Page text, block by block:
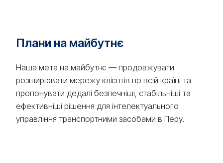
Плани на майбутнє
Наша мета на майбутнє — продовжувати
розширювати мережу клієнтів по всій країні та
пропонувати дедалі безпечніші, стабільніші та
ефективніші рішення для інтелектуального
управління транспортними засобами в Перу.